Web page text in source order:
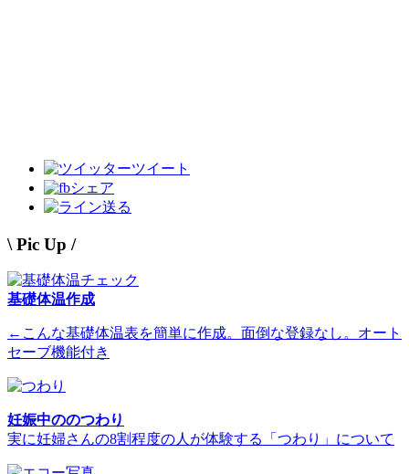
ツイート
シェア
送る
\ Pic Up /
基礎体温作成
←こんな基礎体温表を簡単に作成。面倒な登録なし。オート
セーブ機能付き
妊娠中ののつわり
実に妊婦さんの8割程度の人が体験する「つわり」について